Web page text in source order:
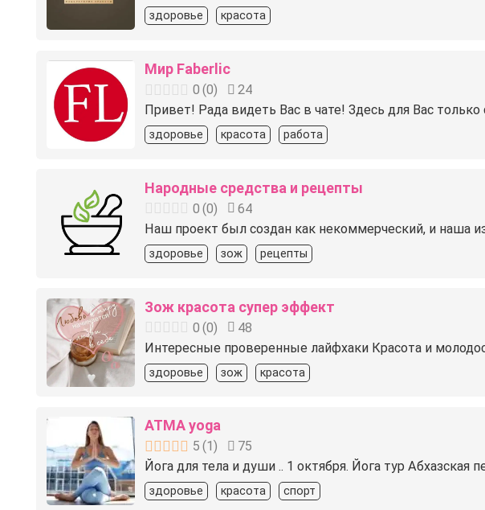
здоровье красота
Мир Faberlic
0 (0)
24
Привет! Рада видеть Вас в чате! Здесь для Вас
здоровье красота работа
Народные средства и рецепты
0 (0)
64
Наш проект был создан как некоммерческий, и наша
здоровье зож рецепты
Зож красота супер эффект
0 (0)
48
Интересные проверенные лайфхаки Красота и
здоровье зож красота
ATMA yoga
5 (1 )
75
Йога для тела и души .. 1 октября. Йога тур Абхазская
здоровье красота спорт